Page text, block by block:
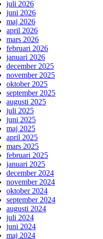
juli 2026
juni 2026
maj 2026
april 2026
mars 2026
februari 2026
januari 2026
december 2025
november 2025
oktober 2025
september 2025
augusti 2025
juli 2025
juni 2025
maj 2025
april 2025
mars 2025
februari 2025
januari 2025
december 2024
november 2024
oktober 2024
september 2024
augusti 2024
juli 2024
juni 2024
maj 2024